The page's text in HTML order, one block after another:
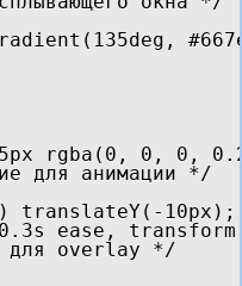
rgba(0, 0, 0,
для анимации */
translateY(-10px);
ease,
для overlay */